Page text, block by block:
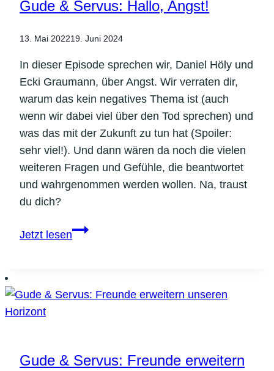
Gude & Servus: Hallo, Angst!
13. Mai 202219. Juni 2024
In dieser Episode sprechen wir, Daniel Höly und
Ecki Graumann, über Angst. Wir verraten dir,
warum das kein negatives Thema ist (auch
wenn wir dabei viel über den Tod sprechen) und
was das mit der Zukunft zu tun hat (Spoiler:
sehr viel!). Und dann wären da noch die vielen
weiteren Fragen und Gefühle, die beantwortet
und wahrgenommen werden wollen. Na, traust
du dich?
Jetzt lesenGude
Angst!
Gude & Servus: Freunde erweitern